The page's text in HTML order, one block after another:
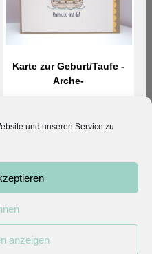
und unseren Service zu
anzeigen
Karte zur Geburt/Taufe -
Arche-
|AGB|Datenschutz